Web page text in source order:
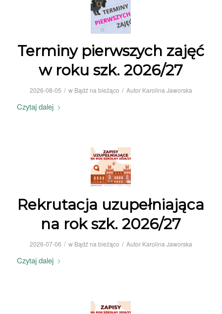
Terminy pierwszych zajęć
w roku szk. 2026/27
2026-08-05 / w Bądź na bieżąco / Autor Karolina Jaworska
Czytaj dalej
Rekrutacja uzupełniająca
na rok szk. 2026/27
2026-07-06 / w Bądź na bieżąco / Autor Karolina Jaworska
Czytaj dalej